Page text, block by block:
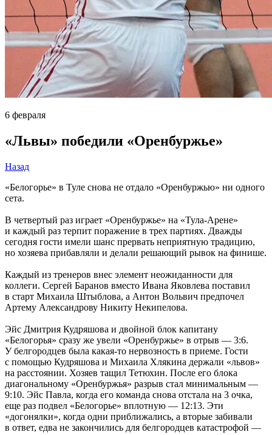
6 февраля
«Львы» победили «Оренбуржье»
Назад
«Белогорье» в Туле снова не отдало «Оренбуржью» ни одного
сета.
В четвертый раз играет «Оренбуржье» на «Тула-Арене»
и каждый раз терпит поражение в трех партиях. Дважды
сегодня гости имели шанс прервать неприятную традицию,
но хозяева прибавляли и делали решающий рывок на финише.
Каждый из тренеров внес элемент неожиданности для
коллеги. Сергей Баранов вместо Ивана Яковлева поставил
в старт Михаила Штыблова, а Антон Вольвич предпочел
Артему Александрову Никиту Некипелова.
Эйс Дмитрия Кудряшова и двойной блок капитану
«Белогорья» сразу же увели «Оренбуржье» в отрыв — 3:6.
У белгородцев была какая-то нервозность в приеме. Гости
с помощью Кудряшова и Михаила Хлякина держали «львов»
на расстоянии. Хозяев тащил Тетюхин. После его блока
диагональному «Оренбуржья» разрыв стал минимальным —
9:10. Эйс Павла, когда его команда снова отстала на 3 очка,
еще раз подвел «Белогорье» вплотную — 12:13. Эти
«догонялки», когда одни приближались, а вторые забивали
в ответ, едва не закончились для белгородцев катастрофой —